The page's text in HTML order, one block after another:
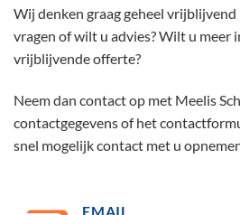
Wij denken graag geheel vrijblijvend
vragen of wilt u advies? Wilt u meer
vrijblijvende offerte?
Neem dan contact op met Meelis
contactgegevens of het
snel mogelijk contact met u
EMAIL